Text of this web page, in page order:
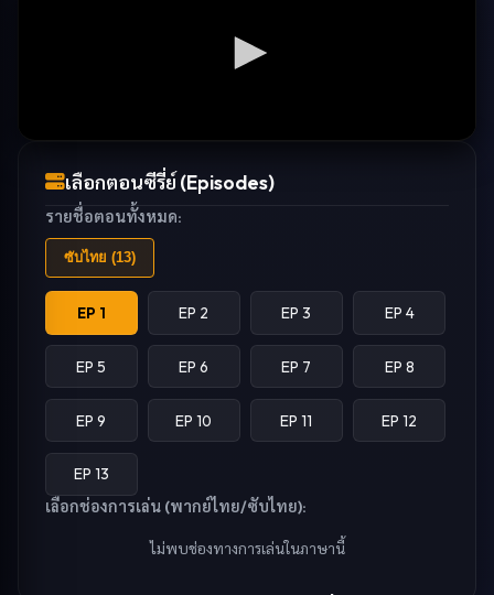
เลือกตอนซีรี่ย์ (Episodes)
รายชื่อตอนทั้งหมด:
ซับไทย (13)
EP 1 EP 2 EP 3 EP 4
EP 5 EP 6 EP 7 EP 8
EP 9 EP 10 EP 11 EP 12
EP 13
เลือกช่องการเล่น (พากย์ไทย/ซับไทย):
ไม่พบช่องทางการเล่นในภาษานี้